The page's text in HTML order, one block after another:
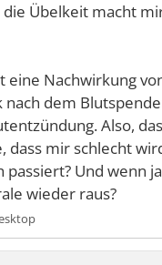
Übelkeit macht
eine Nachwirkung
nach dem
Also,
dass mir schlecht
passiert? Und wenn
wieder raus?